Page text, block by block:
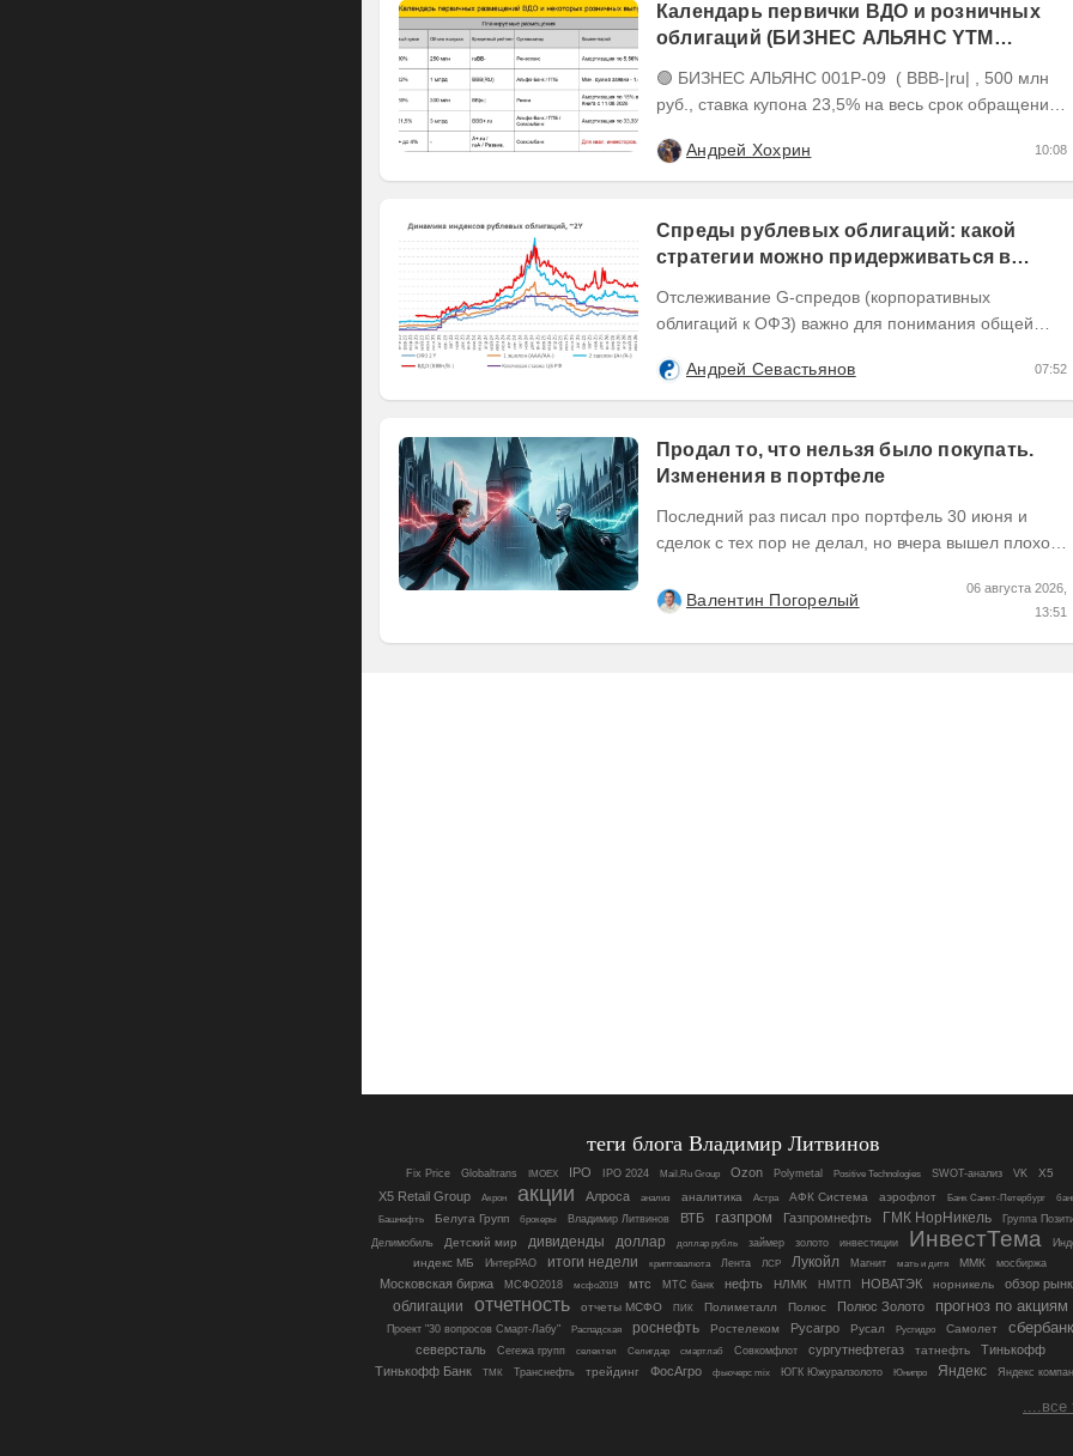
Календарь первички ВДО и розничных
облигаций (БИЗНЕС АЛЬЯНС YTM
🟢 БИЗНЕС АЛЬЯНС 001P-09 ( BBB-|ru| , 500 млн
руб., ставка купона 23,5% на весь срок обращения,
Андрей Хохрин
10:08
Спреды рублевых облигаций: какой
стратегии можно придерживаться в
Отслеживание G-спредов (корпоративных
облигаций к ОФЗ) важно для понимания общей
отражающей текущую...
Андрей Севастьянов 07:52
Продал то, что нельзя было покупать.
Изменения в портфеле
Последний раз писал про портфель 30 июня и
сделок с тех пор не делал, но вчера вышел плохой
Валентин Погорелый
06 августа 2026,
13:51
теги блога Владимир Литвинов
Fix Price Globaltrans IMOEX IPO IPO 2024 Mail.Ru Group Ozon Polymetal Positive Technologies SWOT-анализ VK X5
X5 Retail Group Акрон акции Алроса анализ аналитика Астра АФК Система аэрофлот Банк Санкт-Петербург
Башнефть
Белуга Групп брокеры Владимир Литвинов ВТБ газпром Газпромнефть ГМК НорНикель
Группа
Делимобиль
Детский мир дивиденды доллар доллар рубль займер золото инвестиции ИнвестТема
индекс МБ ИнтерРАО итоги недели криптовалюта Лента ЛСР Лукойл Магнит мать и дитя ММК мосбиржа
Московская биржа МСФО2018 мсфо2019 мтс МТС банк нефть НЛМК НМТП НОВАТЭК норникель обзор
облигации отчетность отчеты МСФО ПИК Полиметалл Полюс Полюс Золото прогноз по акциям
Проект "30 вопросов Смарт-Лабу" Распадская роснефть Ростелеком Русагро Русал Русгидро Самолет сбербанк
северсталь Сегежа групп селектел Селигдар смартлаб Совкомфлот сургутнефтегаз татнефть
Тинькофф
Тинькофф Банк
ТМК Транснефть трейдинг ФосАгро фьючерс mix ЮГК Южуралзолото Юнипро Яндекс Яндекс
....все